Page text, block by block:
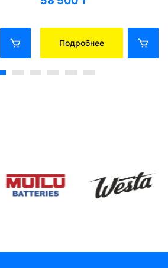
Подробнее